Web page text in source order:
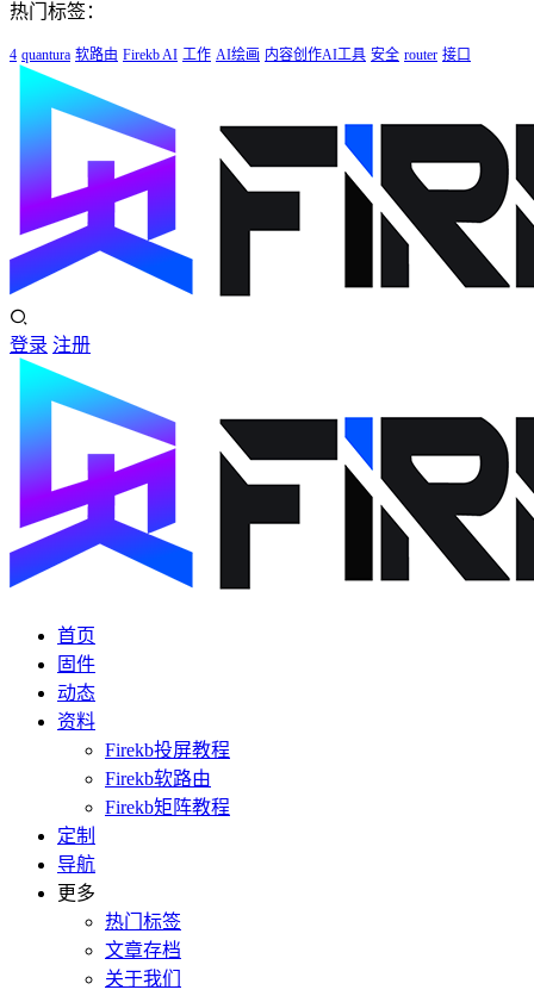
热门标签：
4 quantura 软路由 Firekb AI 工作 AI绘画 内容创作AI工具 安全 router 接口
登录 注册
首页
固件
动态
资料
Firekb投屏教程
Firekb软路由
Firekb矩阵教程
定制
导航
更多
热门标签
文章存档
关于我们